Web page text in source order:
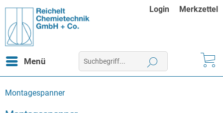
Login Merkzettel
Menü
Montagespanner